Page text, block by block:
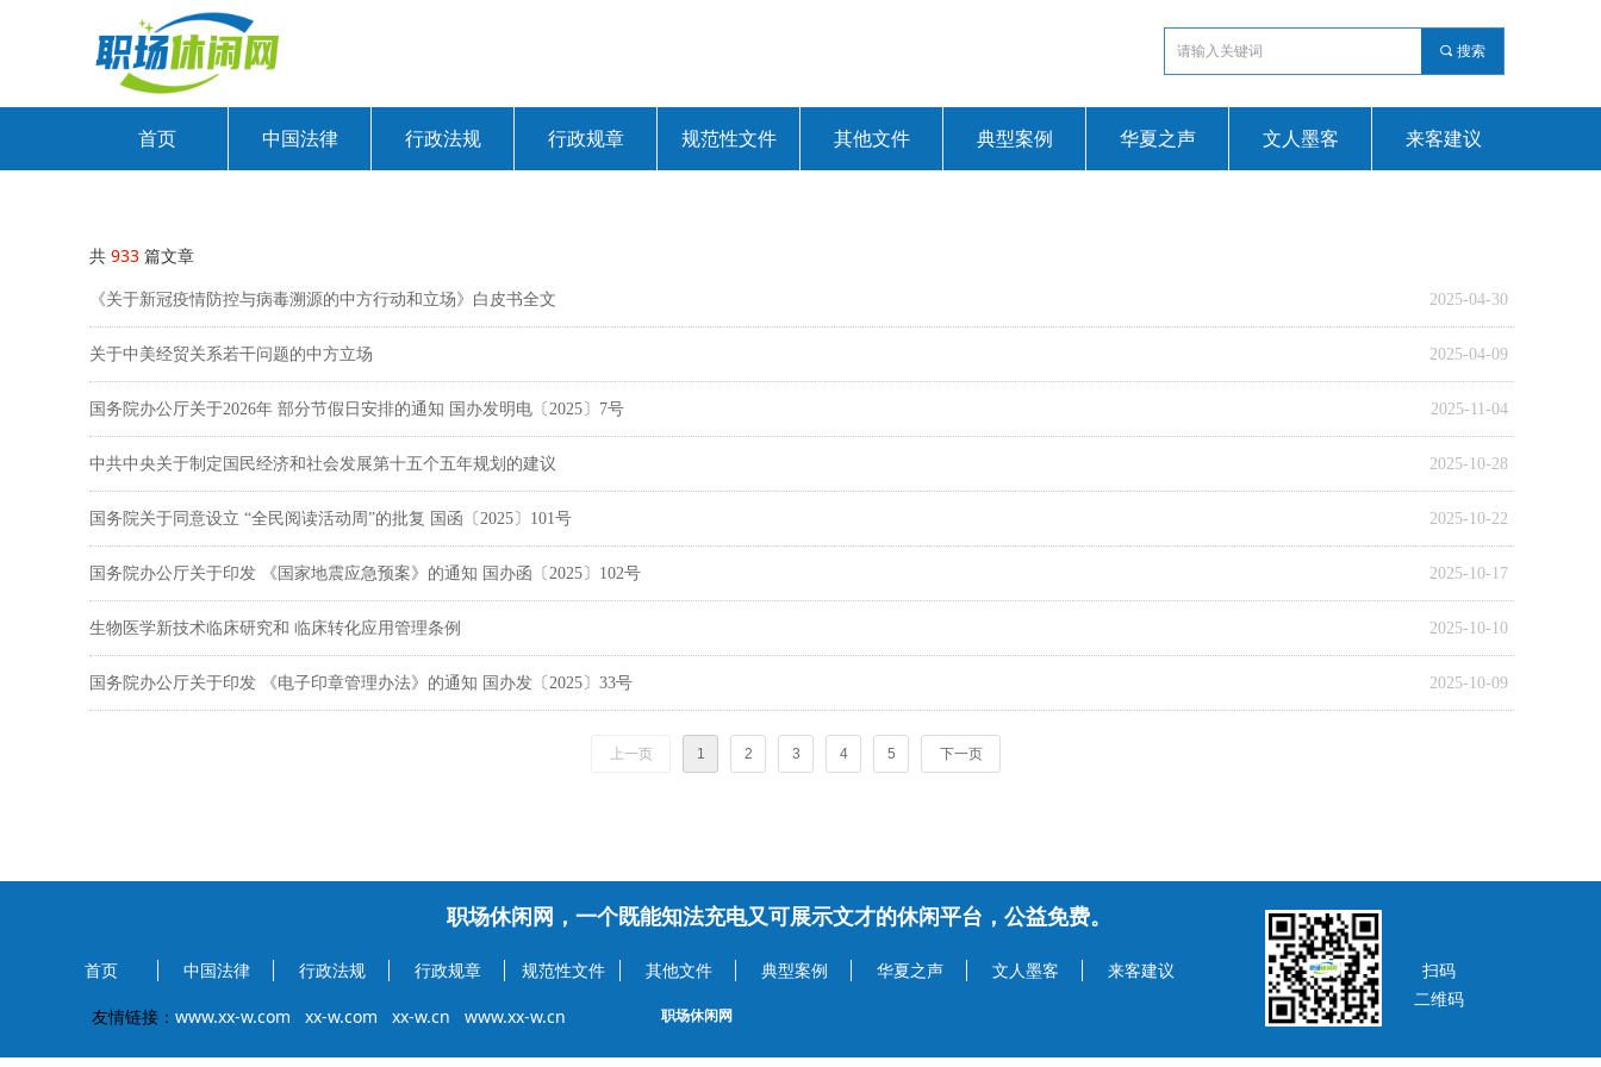
끠 搜索
首页 中国法律 行政法规 行政规章 规范性文件 其他文件 典型案例 华夏之声 文人墨客 来客建议
共 933 篇文章
2025-04-30
《关于新冠疫情防控与病毒溯源的中方行动和立场》白皮书全文
2025-04-09
关于中美经贸关系若干问题的中方立场
2025-11-04
国务院办公厅关于2026年 部分节假日安排的通知 国办发明电〔2025〕7号
2025-10-28
中共中央关于制定国民经济和社会发展第十五个五年规划的建议
2025-10-22
国务院关于同意设立 “全民阅读活动周”的批复 国函〔2025〕101号
2025-10-17
国务院办公厅关于印发 《国家地震应急预案》的通知 国办函〔2025〕102号
2025-10-10
生物医学新技术临床研究和 临床转化应用管理条例
2025-10-09
国务院办公厅关于印发 《电子印章管理办法》的通知 国办发〔2025〕33号
上一页 1 2 3 4 5 下一页
首页 中国法律 行政法规 行政规章 规范性文件 其他文件 典型案例 华夏之声 文人墨客 来客建议
职场休闲网，一个既能知法充电又可展示文才的休闲平台，公益免费。
扫码
二维码
友情链接： www.xx-w.com xx-w.com xx-w.cn www.xx-w.cn 职场休闲网